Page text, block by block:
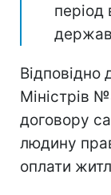
період
Відповідно
Міністрів
договору
людину
оплати